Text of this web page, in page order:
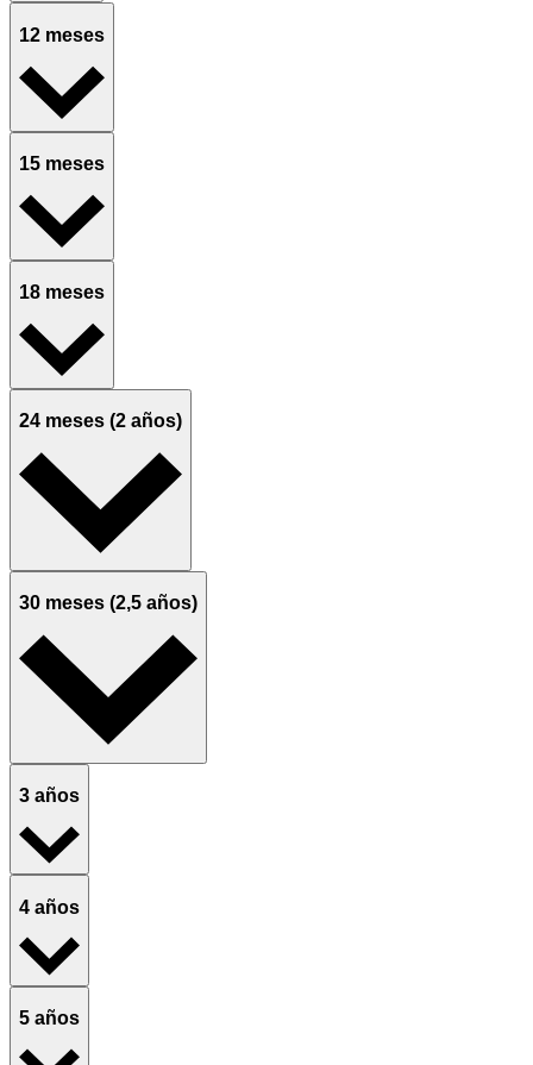
12 meses
15 meses
18 meses
24 meses (2 años)
30 meses (2,5 años)
3 años
4 años
5 años